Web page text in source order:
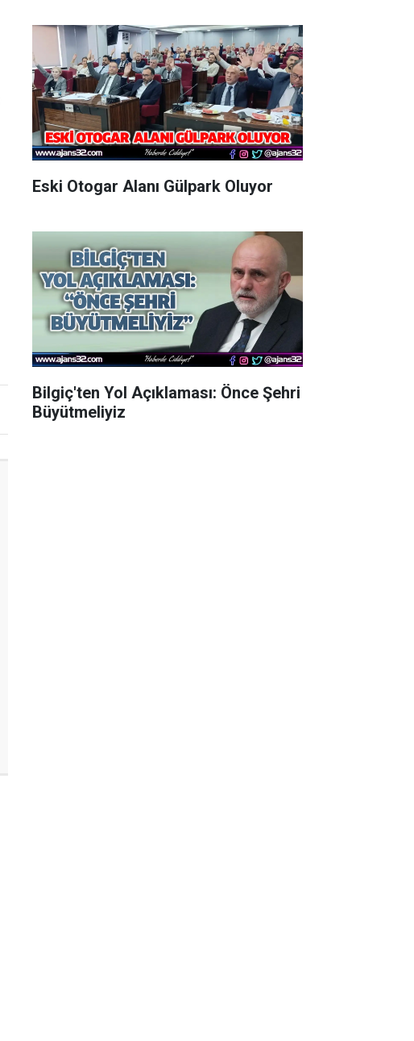
Eski Otogar Alanı Gülpark Oluyor
Bilgiç'ten Yol Açıklaması: Önce Şehri
Büyütmeliyiz